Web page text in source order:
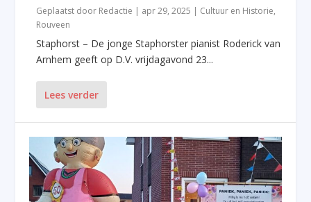
Geplaatst door Redactie apr 29, 2025 Cultuur en Historie,
Rouveen
Staphorst – De jonge Staphorster pianist Roderick van
Arnhem geeft op D.V. vrijdagavond 23...
Lees verder